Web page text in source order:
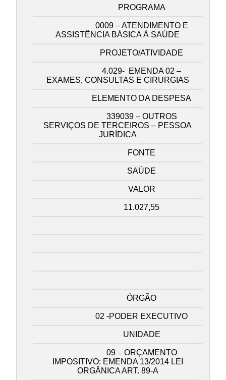
PROGRAMA
0009 – ATENDIMENTO E
ASSISTÊNCIA BÁSICA À SAÚDE
PROJETO/ATIVIDADE
4.029- EMENDA 02 –
EXAMES, CONSULTAS E CIRURGIAS
ELEMENTO DA DESPESA
339039 – OUTROS
SERVIÇOS DE TERCEIROS – PESSOA
JURÍDICA
FONTE
SAÚDE
VALOR
11.027,55
ÓRGÃO
02 -PODER EXECUTIVO
UNIDADE
09 – ORÇAMENTO
IMPOSITIVO: EMENDA 13/2014 LEI
ORGÂNICA ART. 89-A